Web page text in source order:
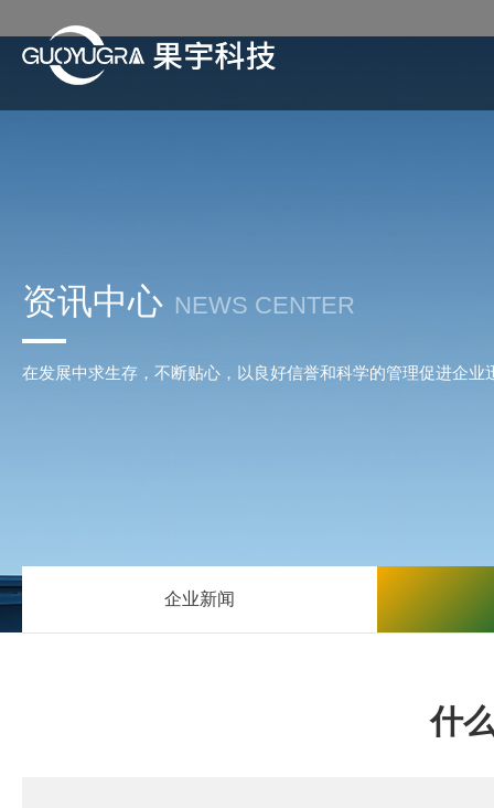
资讯中心 NEWS CENTER
在发展中求生存，不断贴心，以良好信誉和科学的管理促进企业
企业新闻
什